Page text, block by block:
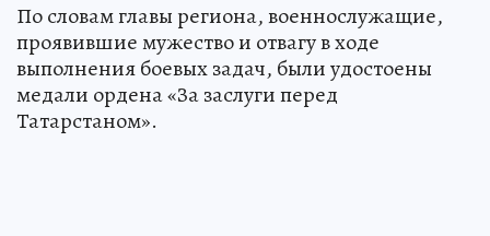
По словам главы региона, военнослужащие,
проявившие мужество и отвагу в ходе
выполнения боевых задач, были удостоены
медали ордена «За заслуги перед
Татарстаном».